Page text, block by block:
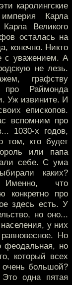
каролингские
Карла
Великого
осталась на
конечно. Никто
с уважением. А
не лезь.
графству
про Раймонда
Уж извините. И
епископов.
вспомним про
1030-х годов,
том, кто будет
или папа
себе. С ума
каких?
Именно, что
конкретно про
здесь есть. У
но оно...
у них
Но
феодальная, но
который всех
очень большой?
одна пятая